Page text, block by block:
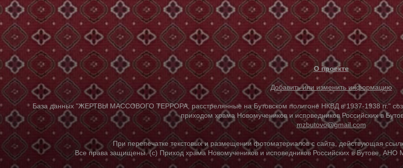
О проекте
Добавить или изменить информацию
База данных "ЖЕРТВЫ МАССОВОГО ТЕРРОРА, расстрелянные на Бутовском полигоне НКВД в 1937-1938 гг."
приходом храма Новомучеников и исповедников Российских в
mzbutovo@gmail.com
При перепечатке текстовых и размещении фотоматериалов с сайта, действующая
Все права защищены. (с) Приход храма Новомучеников и исповедников Российских в Бутове, АНО